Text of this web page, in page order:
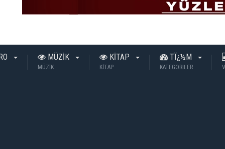
MÜZİK
MÜZİK
KİTAP
KİTAP
TÏ¿½M
KATEGORILER